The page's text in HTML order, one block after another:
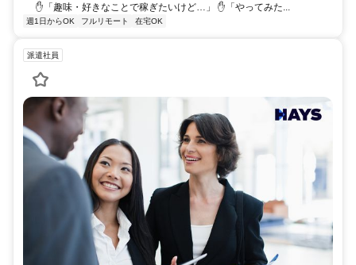
✋「趣味・好きなことで稼ぎたいけど…」 ✋「やってみた...
週1日からOK フルリモート 在宅OK
派遣社員